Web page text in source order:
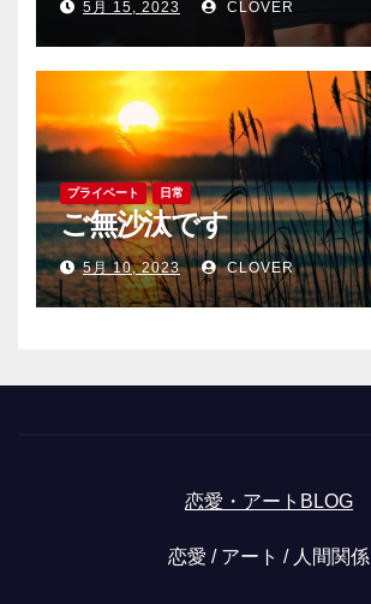
5月 15, 2023 CLOVER
プライベート 日常
ご無沙汰です
5月 10, 2023 CLOVER
恋愛・アートBLOG
恋愛 / アート / 人間関係